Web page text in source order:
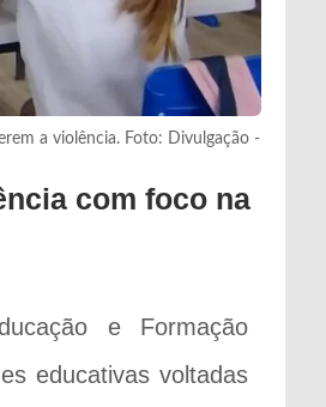
a violência. Foto: Divulgação -
com foco na
e Formação
educativas voltadas